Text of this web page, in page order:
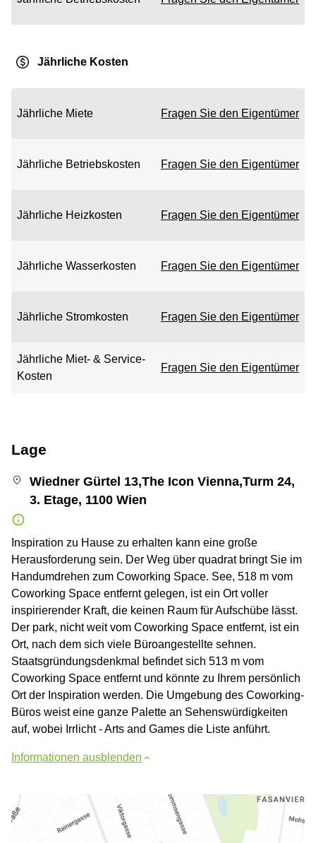
Jährliche Kosten
Jährliche Miete Fragen Sie den Eigentümer
Jährliche Betriebskosten Fragen Sie den Eigentümer
Jährliche Heizkosten Fragen Sie den Eigentümer
Jährliche Wasserkosten Fragen Sie den Eigentümer
Jährliche Stromkosten Fragen Sie den Eigentümer
Jährliche Miet- & Service-
Kosten
Fragen Sie den Eigentümer
Lage
Wiedner Gürtel 13,The Icon Vienna,Turm 24,
3. Etage, 1100 Wien
Inspiration zu Hause zu erhalten kann eine große
Herausforderung sein. Der Weg über quadrat bringt Sie im
Handumdrehen zum Coworking Space. See, 518 m vom
Coworking Space entfernt gelegen, ist ein Ort voller
inspirierender Kraft, die keinen Raum für Aufschübe lässt.
Der park, nicht weit vom Coworking Space entfernt, ist ein
Ort, nach dem sich viele Büroangestellte sehnen.
Staatsgründungsdenkmal befindet sich 513 m vom
Coworking Space entfernt und könnte zu Ihrem persönlich
Ort der Inspiration werden. Die Umgebung des Coworking-
Büros weist eine ganze Palette an Sehenswürdigkeiten
auf, wobei Irrlicht - Arts and Games die Liste anführt.
Informationen ausblenden